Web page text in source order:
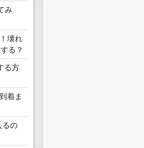
み
壊れ
る？
る方
着ま
るの